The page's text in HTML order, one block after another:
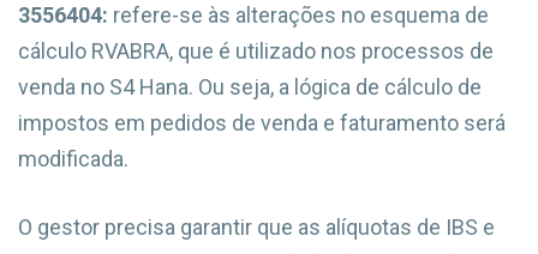
3556404: refere-se às alterações no esquema de
cálculo RVABRA, que é utilizado nos processos de
venda no S4 Hana. Ou seja, a lógica de cálculo de
impostos em pedidos de venda e faturamento será
modificada.
O gestor precisa garantir que as alíquotas de IBS e